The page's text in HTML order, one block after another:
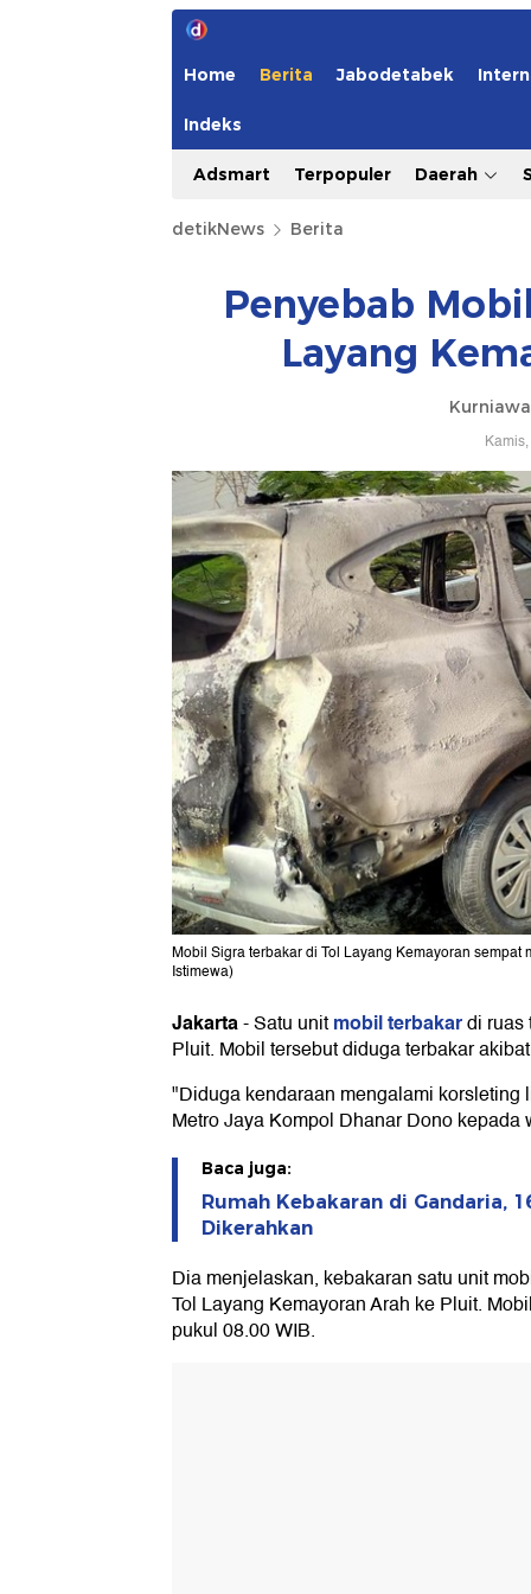
Home Berita Jabodetabek
Indeks
Adsmart Terpopuler Daerah
detikNews Berita
Penyebab
Layang
Mobil Sigra terbakar di Tol Layang Kemayoran
Istimewa)
Jakarta-Satu unitmobil terbakardi ruas
Pluit. Mobil tersebut diduga terbakar
"Diduga kendaraan mengalami korsleting
Metro Jaya Kompol Dhanar Dono kepada
Baca juga:
Rumah Kebakaran di Gandaria,
Dikerahkan
Dia menjelaskan, kebakaran satu unit
Tol Layang Kemayoran Arah ke Pluit.
pukul 08.00 WIB.